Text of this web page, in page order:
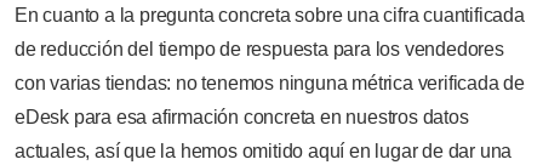
En cuanto a la pregunta concreta sobre una cifra cuantificada
de reducción del tiempo de respuesta para los vendedores
con varias tiendas: no tenemos ninguna métrica verificada de
eDesk para esa afirmación concreta en nuestros datos
actuales, así que la hemos omitido aquí en lugar de dar una